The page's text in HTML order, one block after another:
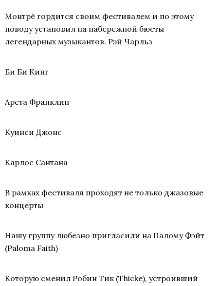
Монтрё гордится своим фестивалем и по этому
поводу установил на набережной бюсты
легендарных музыкантов. Рэй Чарльз
Би Би Кинг
Арета Франклин
Куинси Джонс
Карлос Сантана
В рамках фестиваля проходят не только джазовые
концерты
Нашу группу любезно пригласили на Палому Фэйт
(Paloma Faith)
Которую сменил Робин Тик (Thicke), устроивший